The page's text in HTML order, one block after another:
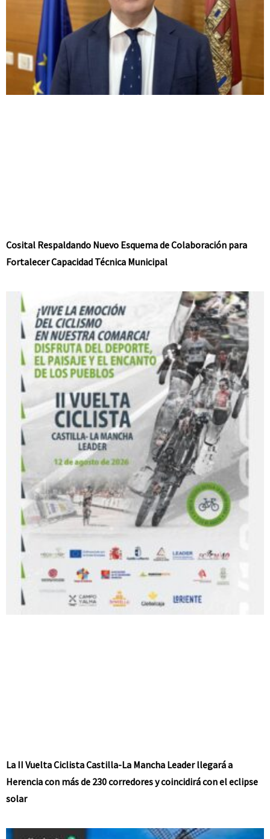
Cosital Respaldando Nuevo Esquema de Colaboración para
Fortalecer Capacidad Técnica Municipal
La II Vuelta Ciclista Castilla-La Mancha Leader llegará a
Herencia con más de 230 corredores y coincidirá con el eclipse
solar